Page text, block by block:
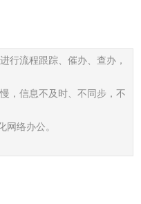
行流程跟踪、催办、查办，
，信息不及时、不同步，不
络办公。